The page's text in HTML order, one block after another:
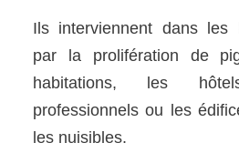
Ils interviennent dans les
par la prolifération de
habitations, les
professionnels ou les
les nuisibles.